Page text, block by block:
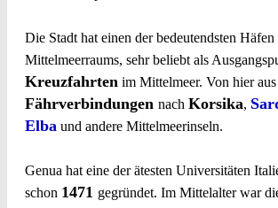
Die Stadt hat einen der bedeutendsten Häfen
Mittelmeerraums, sehr beliebt als
Kreuzfahrten im Mittelmeer. Von hier
Fährverbindungen nach Korsika,
Elba und andere Mittelmeerinseln.
Genua hat eine der ätesten Universitäten
schon 1471 gegründet. Im Mittelalter war